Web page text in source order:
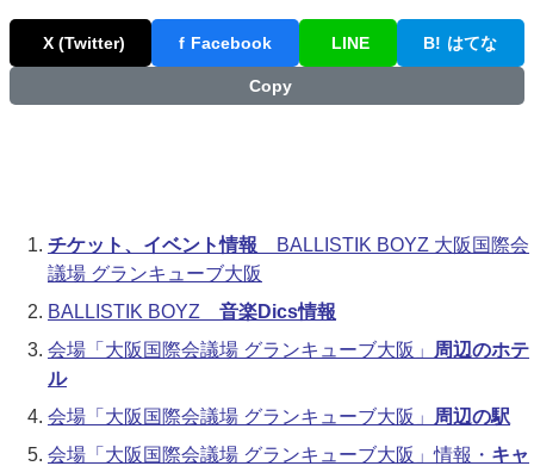
X (Twitter) f Facebook LINE B! はてな
Copy
チケット、イベント情報 BALLISTIK BOYZ 大阪国際会
議場 グランキューブ大阪
BALLISTIK BOYZ 音楽Dics情報
会場「大阪国際会議場 グランキューブ大阪」
周辺のホテ
ル
会場「大阪国際会議場 グランキューブ大阪」
周辺の駅
会場「大阪国際会議場 グランキューブ大阪」情報・ キャ